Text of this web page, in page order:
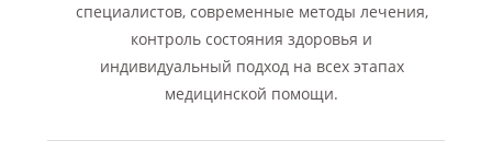
специалистов, современные методы лечения,
контроль состояния здоровья и
индивидуальный подход на всех этапах
медицинской помощи.